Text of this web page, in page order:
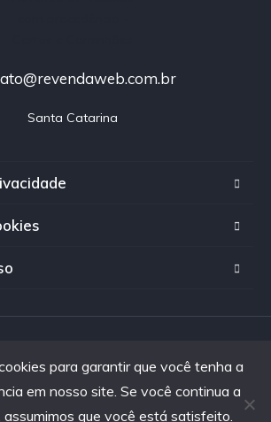
Santa Catarina
reservados
para garantir que você tenha a
em nosso site. Se você continua a
que você está satisfeito.